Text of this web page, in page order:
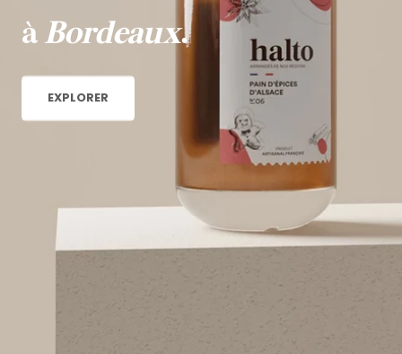
àBordeaux.|
EXPLORER